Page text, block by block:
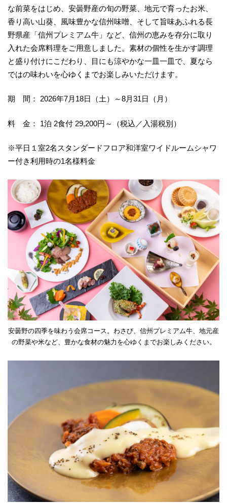
な前菜をはじめ、安曇野産の旬の野菜、地元で育ったお米、
香り高い山葵、風味豊かな信州味噌、そして旨味あふれる長
野県産「信州プレミアム牛」など、信州の恵みを存分に取り
入れた会席料理をご用意しました。素材の個性を生かす調理
と盛り付けにこだわり、目にも涼やかな一皿一皿で、夏なら
ではの味わいを心ゆくまでお楽しみいただけます。
期 間： 2026年7月18日（土）～8月31日（月）
料 金： 1泊 2食付 29,200円～（税込／入湯税別）
※平日１室2名スタンダードフロア和洋室ワイドルームシャワ
ー付き利用時の1名様料金
安曇野の四季を味わう会席コース。わさび、信州プレミアム牛、地元産
の野菜や米など、豊かな食材の魅力を心ゆくまでお楽しみください。